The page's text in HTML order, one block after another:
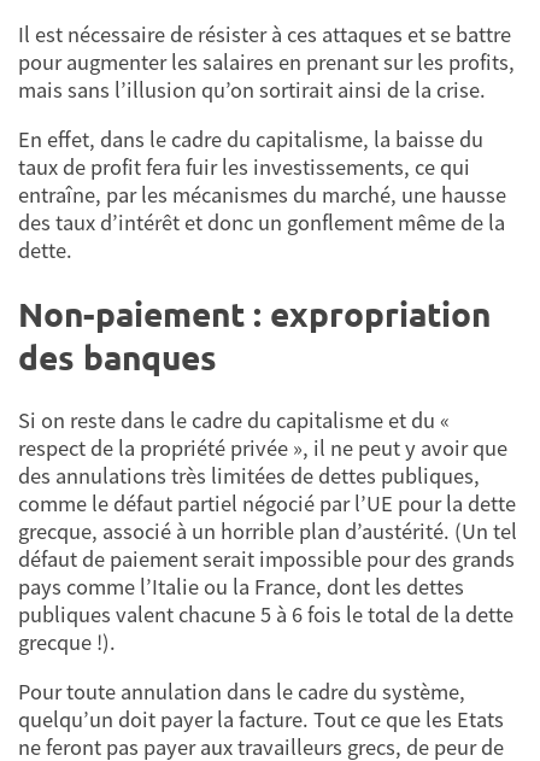
Il est nécessaire de résister à ces attaques et se battre
pour augmenter les salaires en prenant sur les profits,
mais sans l’illusion qu’on sortirait ainsi de la crise.
En effet, dans le cadre du capitalisme, la baisse du
taux de profit fera fuir les investissements, ce qui
entraîne, par les mécanismes du marché, une hausse
des taux d’intérêt et donc un gonflement même de la
dette.
Non-paiement : expropriation
des banques
Si on reste dans le cadre du capitalisme et du «
respect de la propriété privée », il ne peut y avoir que
des annulations très limitées de dettes publiques,
comme le défaut partiel négocié par l’UE pour la dette
grecque, associé à un horrible plan d’austérité. (Un tel
défaut de paiement serait impossible pour des grands
pays comme l’Italie ou la France, dont les dettes
publiques valent chacune 5 à 6 fois le total de la dette
grecque !).
Pour toute annulation dans le cadre du système,
quelqu’un doit payer la facture. Tout ce que les Etats
ne feront pas payer aux travailleurs grecs, de peur de